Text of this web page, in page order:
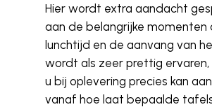
Hier wordt extra aandacht
aan de belangrijke momenten
lunchtijd en de aanvang van
wordt als zeer prettig ervaren,
u bij oplevering precies kan
vanaf hoe laat bepaalde